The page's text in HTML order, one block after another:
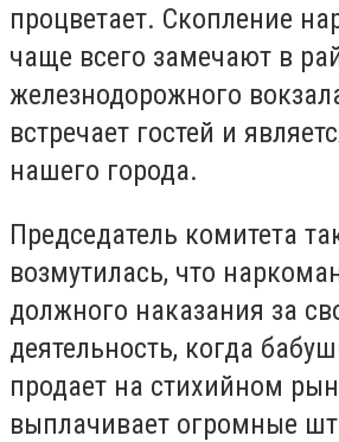
процветает. Скопление
чаще всего замечают в
железнодорожного
встречает гостей и
нашего города.
Председатель комитета
возмутилась, что
должного наказания за
деятельность, когда
продает на стихийном
выплачивает огромные